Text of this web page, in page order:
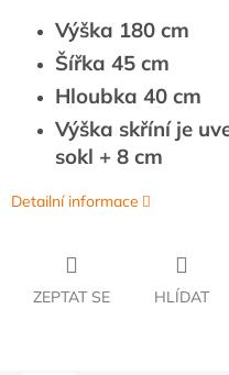
Výška 180 cm
Šířka 45 cm
Hloubka 40 cm
Výška skříní je
sokl + 8 cm
Detailní informace
ZEPTAT SE HLÍDAT